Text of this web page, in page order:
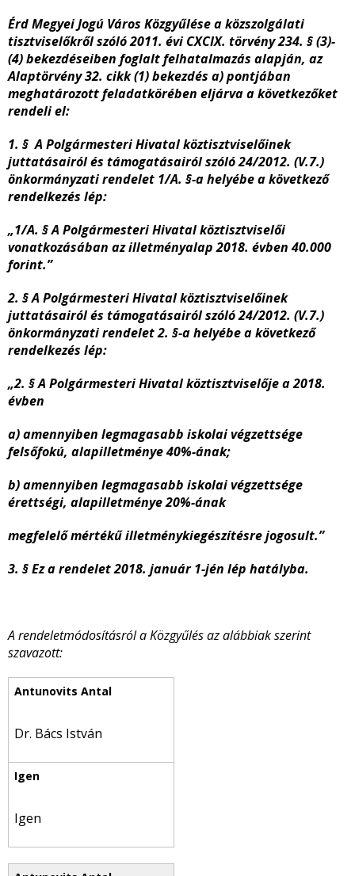
Érd Megyei Jogú Város Közgyűlése a közszolgálati
tisztviselőkről szóló 2011. évi CXCIX. törvény 234. § (3)-
(4) bekezdéseiben foglalt felhatalmazás alapján, az
Alaptörvény 32. cikk (1) bekezdés a) pontjában
meghatározott feladatkörében eljárva a következőket
rendeli el:
1. § A Polgármesteri Hivatal köztisztviselőinek
juttatásairól és támogatásairól szóló 24/2012. (V.7.)
önkormányzati rendelet 1/A. §-a helyébe a következő
rendelkezés lép:
„1/A. § A Polgármesteri Hivatal köztisztviselői
vonatkozásában az illetményalap 2018. évben 40.000
forint.”
2. § A Polgármesteri Hivatal köztisztviselőinek
juttatásairól és támogatásairól szóló 24/2012. (V.7.)
önkormányzati rendelet 2. §-a helyébe a következő
rendelkezés lép:
„2. § A Polgármesteri Hivatal köztisztviselője a 2018.
évben
a) amennyiben legmagasabb iskolai végzettsége
felsőfokú, alapilletménye 40%-ának;
b) amennyiben legmagasabb iskolai végzettsége
érettségi, alapilletménye 20%-ának
megfelelő mértékű illetménykiegészítésre jogosult.”
3. § Ez a rendelet 2018. január 1-jén lép hatályba.
A rendeletmódosításról a Közgyűlés az alábbiak szerint
szavazott:
Dr. Bács István
Igen